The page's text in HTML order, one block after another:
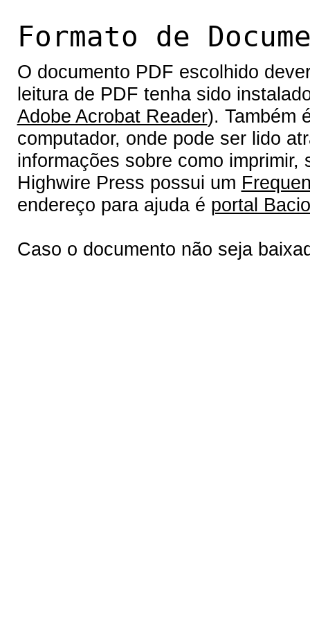
Formato de
O documento PDF escolhido
leitura de PDF tenha sido
Adobe Acrobat Reader). Também
computador, onde pode ser lido
informações sobre como
Highwire Press possui um
endereço para ajuda é portal
Caso o documento não seja